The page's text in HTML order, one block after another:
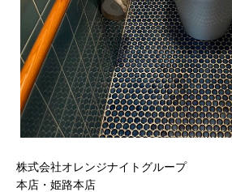
株式会社オレンジナイトグループ
本店・姫路本店